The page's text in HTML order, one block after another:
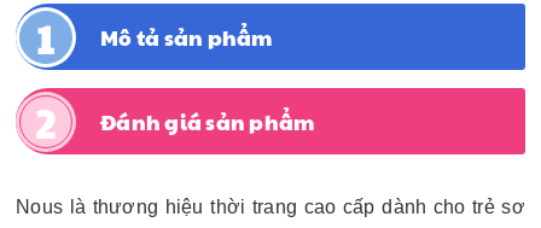
Mô tả sản phẩm
Đánh giá sản phẩm
Nous là thương hiệu thời trang cao cấp dành cho trẻ sơ